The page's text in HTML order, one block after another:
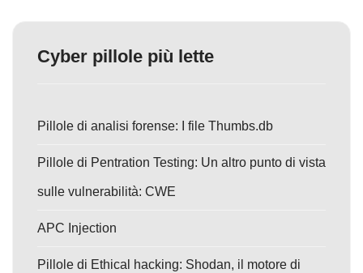
Cyber pillole più lette
Pillole di analisi forense: I file Thumbs.db
Pillole di Pentration Testing: Un altro punto di vista
sulle vulnerabilità: CWE
APC Injection
Pillole di Ethical hacking: Shodan, il motore di